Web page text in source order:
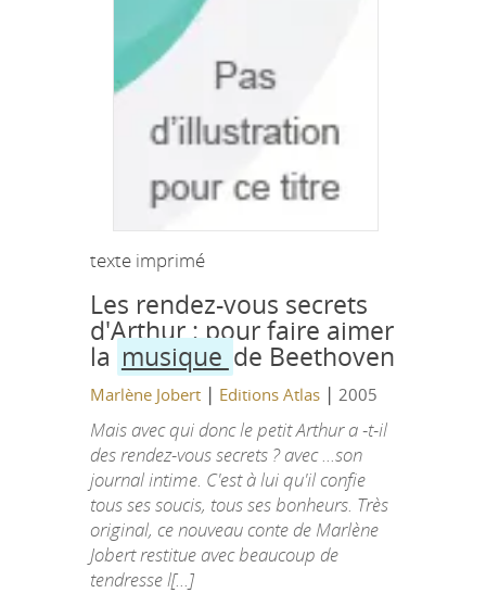
texte imprimé
Les rendez-vous secrets
d'Arthur : pour faire aimer
la musique de Beethoven
Marlène Jobert | Editions Atlas| 2005
Mais avec qui donc le petit Arthur a -t-il
des rendez-vous secrets ? avec ...son
journal intime. C'est à lui qu'il confie
tous ses soucis, tous ses bonheurs. Très
original, ce nouveau conte de Marlène
Jobert restitue avec beaucoup de
tendresse l[...]